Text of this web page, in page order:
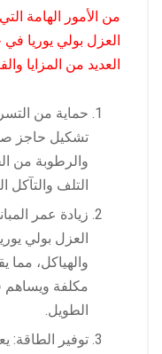
من الأمور الهامة
العزل بولي يوريا
العديد من المزايا
حماية من
تشكيل حاجز
والرطوبة من
التلف والتآكل
زيادة عمر
العزل بولي
والهياكل، مما
مكلفة ويساهم
الطويل.
توفير الطاقة: